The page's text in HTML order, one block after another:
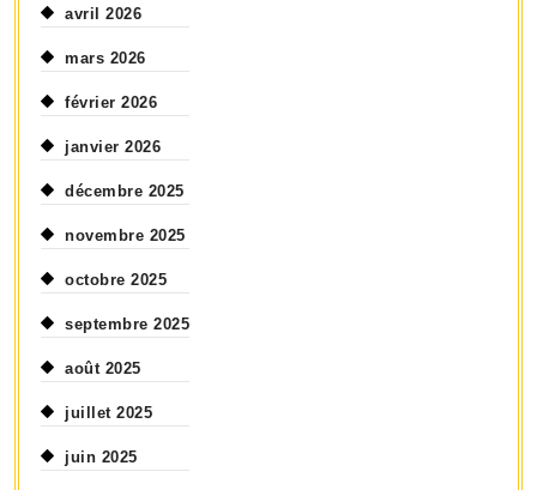
avril 2026
mars 2026
février 2026
janvier 2026
décembre 2025
novembre 2025
octobre 2025
septembre 2025
août 2025
juillet 2025
juin 2025